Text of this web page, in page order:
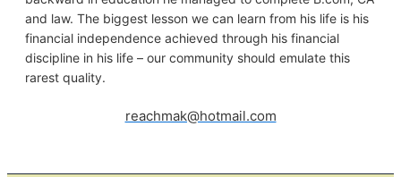
reachmak@hotmail.com
and law. The biggest lesson we can learn from his life is his
financial independence achieved through his financial
discipline in his life – our community should emulate this
rarest quality.